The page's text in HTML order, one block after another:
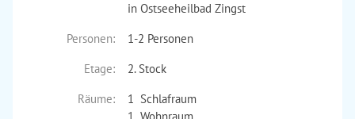
in Ostseeheilbad Zingst
Personen:
1-2 Personen
Etage:
2. Stock
Räume:
1 Schlafraum